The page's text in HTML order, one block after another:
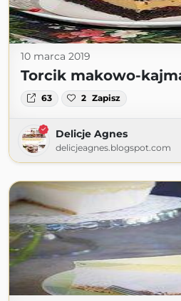
10 marca 2019
Torcik makowo-
63 2 Zapisz
Delicje Agnes
delicjeagnes.blogspot.com